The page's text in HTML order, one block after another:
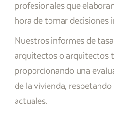
profesionales que
hora de tomar decisiones
Nuestros informes de
arquitectos o arquitectos
proporcionando una
de la vivienda,
actuales.